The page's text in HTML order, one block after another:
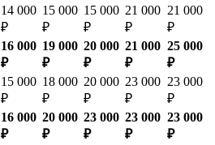
14 000
₽
15 000
₽
15 000
₽
21 000
₽
21 000
₽
16 000
₽
19 000
₽
20 000
₽
21 000
₽
25 000
₽
15 000
₽
18 000
₽
20 000
₽
23 000
₽
23 000
₽
16 000
₽
20 000
₽
23 000
₽
23 000
₽
23 000
₽